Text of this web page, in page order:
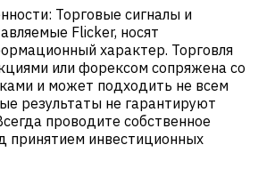
Торговые сигналы и
Flicker, носят
характер. Торговля
или форексом сопряжена со
и может подходить не всем
результаты не гарантируют
проводите собственное
принятием инвестиционных